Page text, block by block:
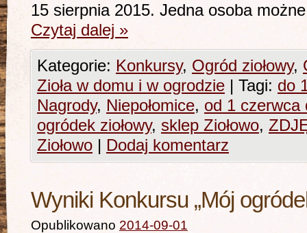
15 sierpnia 2015. Jedna osoba
Czytaj dalej »
Kategorie: Konkursy, Ogród ziołowy,
Zioła w domu i w ogrodzie | Tagi: do
Nagrody, Niepołomice, od 1 czerwca
ogródek ziołowy, sklep Ziołowo,
Ziołowo | Dodaj komentarz
Wyniki Konkursu „Mój
Opublikowano 2014-09-01